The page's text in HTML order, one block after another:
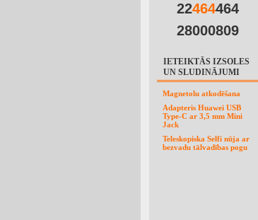
22464464
28000809
IETEIKTĀS IZSOLES
UN SLUDINĀJUMI
Magnetolu atkodēšana
Adapteris Huawei USB
Type-C ar 3,5 mm Mini
Jack
Teleskopiska Selfi nūja ar
bezvadu tālvadības pogu